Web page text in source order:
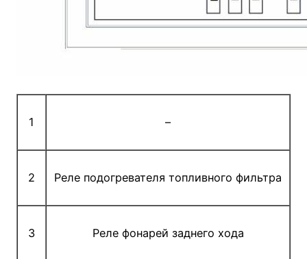
1 –
2 Реле подогревателя топливного фильтра
3 Реле фонарей заднего хода